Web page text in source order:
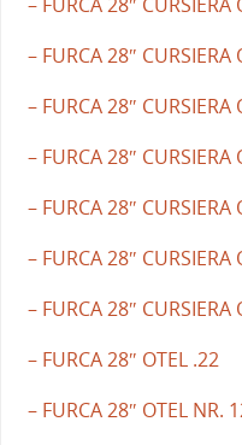
– FURCA 28″ CURSIERA
– FURCA 28″ CURSIERA
– FURCA 28″ CURSIERA
– FURCA 28″ CURSIERA
– FURCA 28″ CURSIERA
– FURCA 28″ CURSIERA
– FURCA 28″ OTEL .22
– FURCA 28″ OTEL NR.